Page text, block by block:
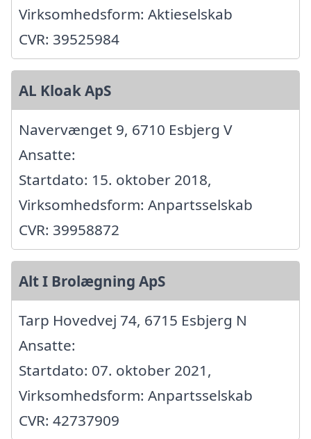
Virksomhedsform: Aktieselskab
CVR: 39525984
AL Kloak ApS
Navervænget 9, 6710 Esbjerg V
Ansatte:
Startdato: 15. oktober 2018,
Virksomhedsform: Anpartsselskab
CVR: 39958872
Alt I Brolægning ApS
Tarp Hovedvej 74, 6715 Esbjerg N
Ansatte:
Startdato: 07. oktober 2021,
Virksomhedsform: Anpartsselskab
CVR: 42737909